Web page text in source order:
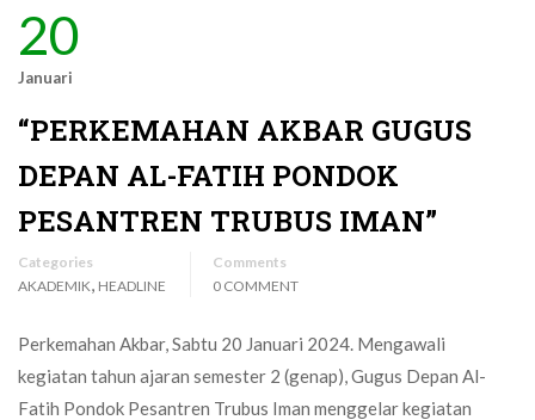
20
Januari
“PERKEMAHAN AKBAR GUGUS
DEPAN AL-FATIH PONDOK
PESANTREN TRUBUS IMAN”
Categories
AKADEMIK, HEADLINE
Comments
0 COMMENT
Perkemahan Akbar, Sabtu 20 Januari 2024. Mengawali
kegiatan tahun ajaran semester 2 (genap), Gugus Depan Al-
Fatih Pondok Pesantren Trubus Iman menggelar kegiatan